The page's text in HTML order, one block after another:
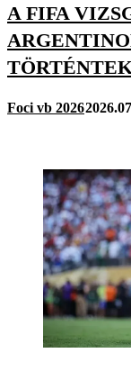
A FIFA
Foci vb 2026